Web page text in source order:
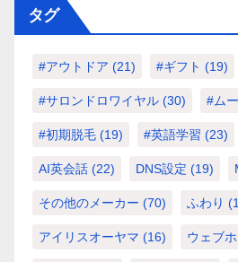
タグ
#アウトドア (21) #ギフト (19)
#サロンドロワイヤル (30) #ム
#初期脱毛 (19) #英語学習 (23)
AI英会話 (22) DNS設定 (19)
その他のメーカー (70) ふわり
アイリスオーヤマ (16) ウェブ